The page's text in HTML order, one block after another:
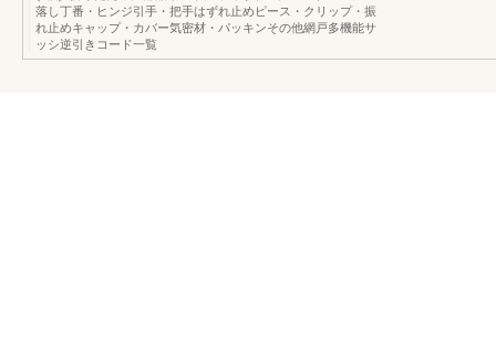
落し丁番・ヒンジ引手・把手はずれ止めピース・クリップ・振
れ止めキャップ・カバー気密材・パッキンその他網戸多機能サ
ッシ逆引きコード一覧